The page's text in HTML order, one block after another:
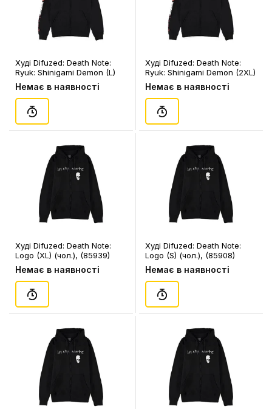
Худі Difuzed: Death Note:
Ryuk: Shinigami Demon (L)
(чол.), (96478)
Немає в наявності
Худі Difuzed: Death Note:
Ryuk: Shinigami Demon (2XL)
(чол.), (96492)
Немає в наявності
Худі Difuzed: Death Note:
Logo (XL) (чол.), (85939)
Немає в наявності
Худі Difuzed: Death Note:
Logo (S) (чол.), (85908)
Немає в наявності